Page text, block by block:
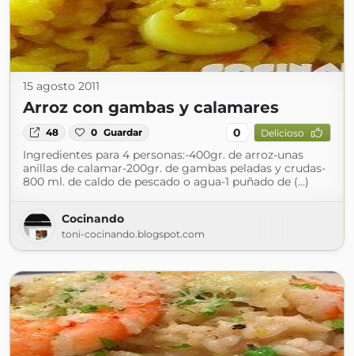
15 agosto 2011
Arroz con gambas y calamares
48 0 Guardar 0 Delicioso
Ingredientes para 4 personas:-400gr. de arroz-unas
anillas de calamar-200gr. de gambas peladas y crudas-
800 ml. de caldo de pescado o agua-1 puñado de (...)
Cocinando
toni-cocinando.blogspot.com